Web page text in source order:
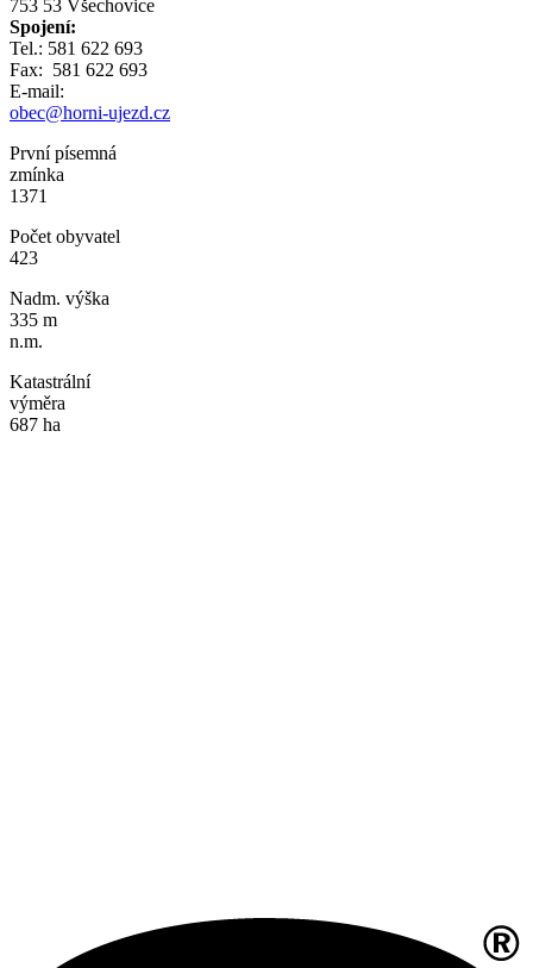
753 53 Všechovice
Spojení:
Tel.: 581 622 693
Fax: 581 622 693
E-mail:
obec@horni-ujezd.cz
První písemná
zmínka
1371
Počet obyvatel
423
Nadm. výška
335 m
n.m.
Katastrální
výměra
687 ha